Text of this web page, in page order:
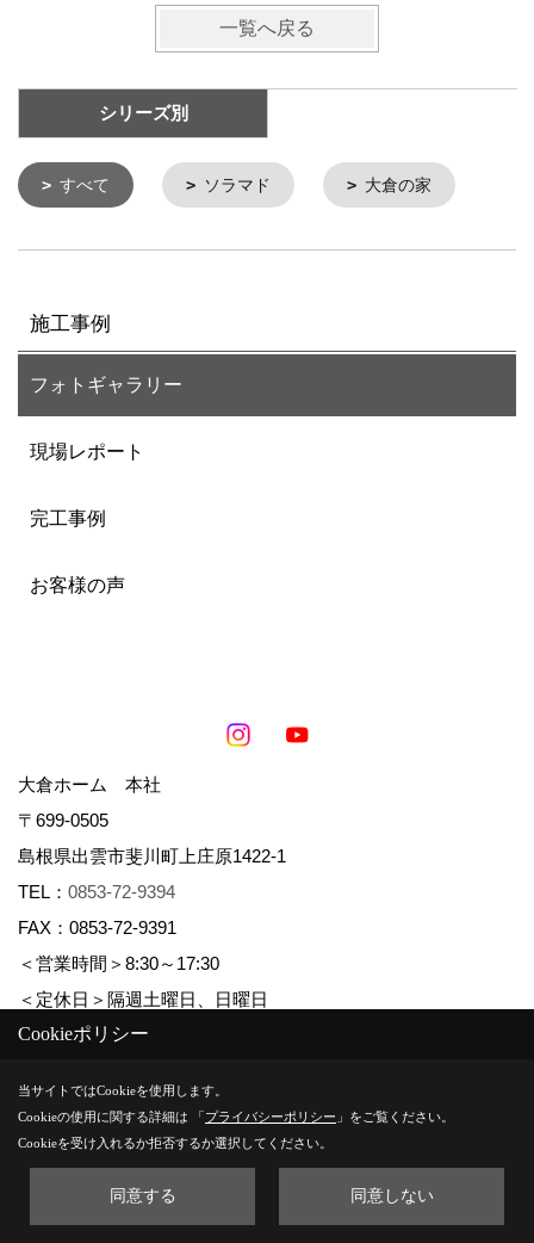
一覧へ戻る
シリーズ別
すべて ソラマド 大倉の家
施工事例
フォトギャラリー
現場レポート
完工事例
お客様の声
大倉ホーム 本社
〒699-0505
島根県出雲市斐川町上庄原1422-1
TEL： 0853-72-9394
FAX：0853-72-9391
＜営業時間＞8:30～17:30
＜定休日＞隔週土曜日、日曜日
soramadoモデルハウス
〒699-0621
島根県出雲市斐川町富村167-4
0853-72-9394
Cookieポリシー
当サイトではCookieを使用します。
Cookieの使用に関する詳細は 「プライバシーポリシー 」をご覧ください。
Cookieを受け入れるか拒否するか選択してください。
同意する 同意しない